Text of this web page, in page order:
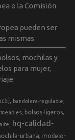
o la Comisión
pueden ser
mismas.
mochilas y
para mujer,
bandolera-regulable
bolsos-ligeros
hq-calidad-
urbana
modelo-